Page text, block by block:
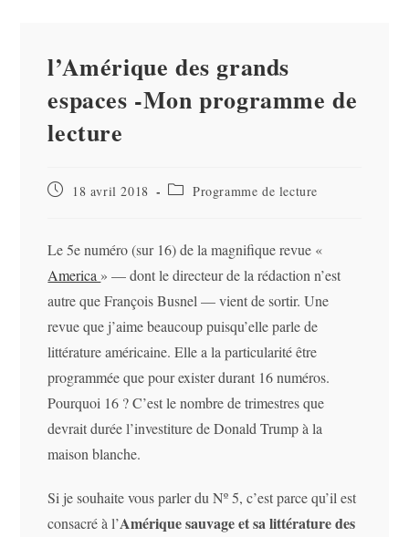
l’Amérique des grands
espaces -Mon programme de
lecture
Publication
18 avril 2018
Post Programme de lecture
Le 5e numéro (sur 16) de la magnifique revue «
America » — dont le directeur de la rédaction n’est
autre que François Busnel — vient de sortir. Une
revue que j’aime beaucoup puisqu’elle parle de
littérature américaine. Elle a la particularité être
programmée que pour exister durant 16 numéros.
Pourquoi 16 ? C’est le nombre de trimestres que
devrait durée l’investiture de Donald Trump à la
maison blanche.
Si je souhaite vous parler du Nº 5, c’est parce qu’il est
consacré à l’Amérique sauvage et sa littérature des